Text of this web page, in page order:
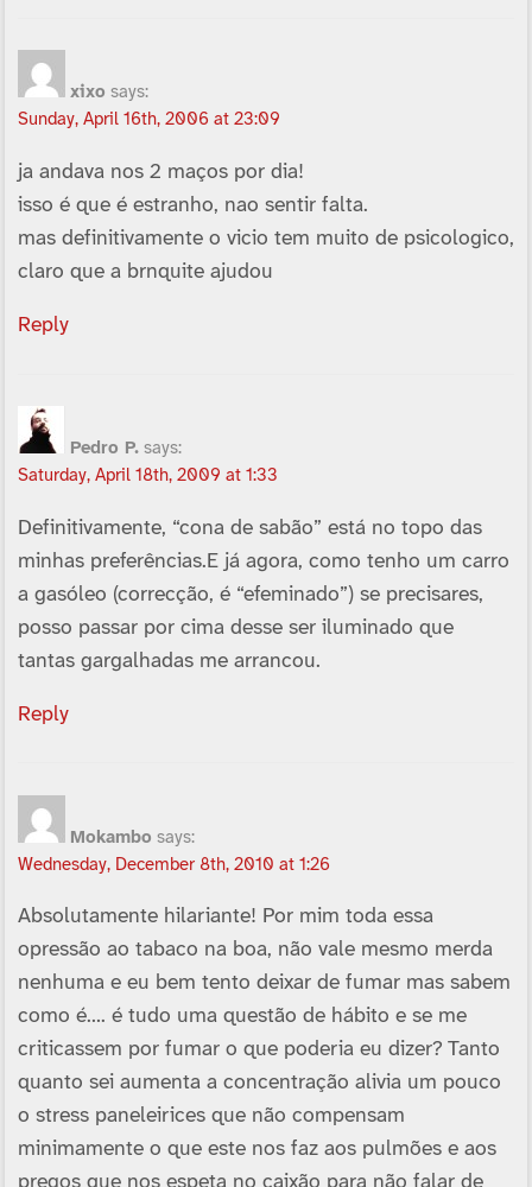
xixo says:
Sunday, April 16th, 2006 at 23:09
ja andava nos 2 maços por dia!
isso é que é estranho, nao sentir falta.
mas definitivamente o vicio tem muito de psicologico,
claro que a brnquite ajudou
Reply
Pedro P. says:
Saturday, April 18th, 2009 at 1:33
Definitivamente, “cona de sabão” está no topo das
minhas preferências.E já agora, como tenho um carro
a gasóleo (correcção, é “efeminado”) se precisares,
posso passar por cima desse ser iluminado que
tantas gargalhadas me arrancou.
Reply
Mokambo says:
Wednesday, December 8th, 2010 at 1:26
Absolutamente hilariante! Por mim toda essa
opressão ao tabaco na boa, não vale mesmo merda
nenhuma e eu bem tento deixar de fumar mas sabem
como é…. é tudo uma questão de hábito e se me
criticassem por fumar o que poderia eu dizer? Tanto
quanto sei aumenta a concentração alivia um pouco
o stress paneleirices que não compensam
minimamente o que este nos faz aos pulmões e aos